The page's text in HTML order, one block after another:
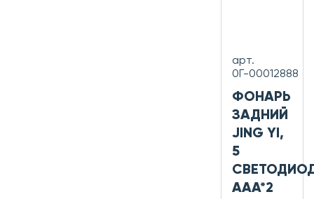
арт.
0Г-00012888
ФОНАРЬ
ЗАДНИЙ
JING YI,
5
AAA*2